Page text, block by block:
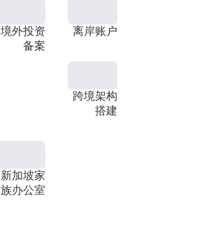
境外投资
备案
离岸账户
跨境架构
搭建
新加坡家
族办公室